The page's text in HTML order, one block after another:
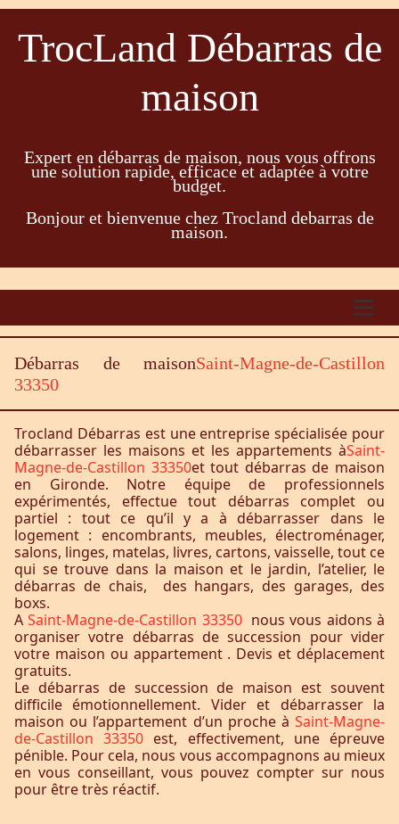
TrocLand Débarras de
maison
Expert en débarras de maison, nous vous offrons
une solution rapide, efficace et adaptée à votre
budget.
Bonjour et bienvenue chez Trocland debarras de
maison.
Débarras de maisonSaint-Magne-de-Castillon
33350
Trocland Débarras est une entreprise spécialisée pour
débarrasser les maisons et les appartements àSaint-
Magne-de-Castillon 33350et tout débarras de maison
en Gironde. Notre équipe de professionnels
expérimentés, effectue tout débarras complet ou
partiel : tout ce qu’il y a à débarrasser dans le
logement : encombrants, meubles, électroménager,
salons, linges, matelas, livres, cartons, vaisselle, tout ce
qui se trouve dans la maison et le jardin, l’atelier, le
débarras de chais, des hangars, des garages, des
boxs.
ASaint-Magne-de-Castillon 33350 nous vous aidons à
organiser votre débarras de succession pour vider
votre maison ou appartement . Devis et déplacement
gratuits.
Le débarras de succession de maison est souvent
difficile émotionnellement. Vider et débarrasser la
maison ou l’appartement d’un proche à Saint-Magne-
de-Castillon 33350 est, effectivement, une épreuve
pénible. Pour cela, nous vous accompagnons au mieux
en vous conseillant, vous pouvez compter sur nous
pour être très réactif.